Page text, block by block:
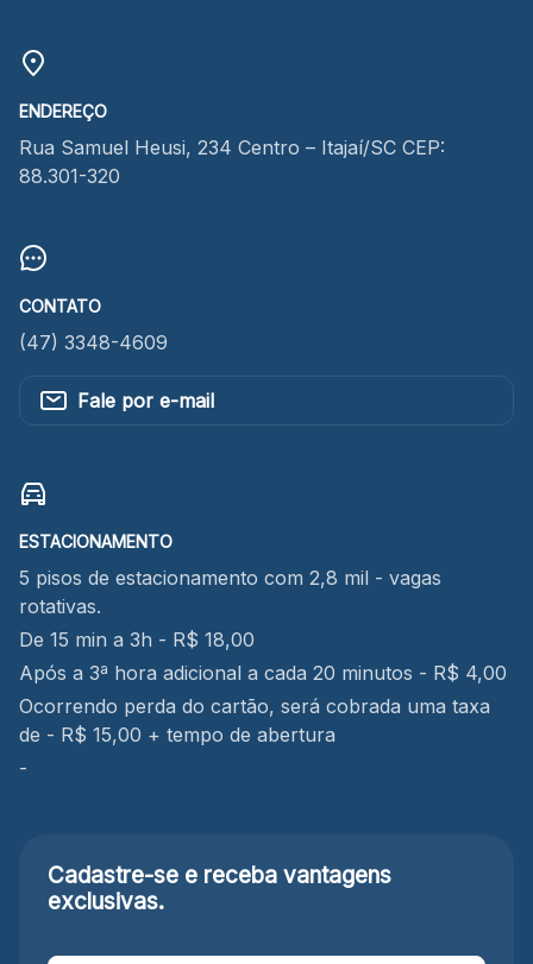
ENDEREÇO
Rua Samuel Heusi, 234 Centro – Itajaí/SC CEP:
88.301-320
CONTATO
(47) 3348-4609
Fale por e-mail
ESTACIONAMENTO
5 pisos de estacionamento com 2,8 mil - vagas
rotativas.
De 15 min a 3h - R$ 18,00
Após a 3ª hora adicional a cada 20 minutos - R$ 4,00
Ocorrendo perda do cartão, será cobrada uma taxa
de - R$ 15,00 + tempo de abertura
-
Cadastre-se e receba vantagens
exclusivas.